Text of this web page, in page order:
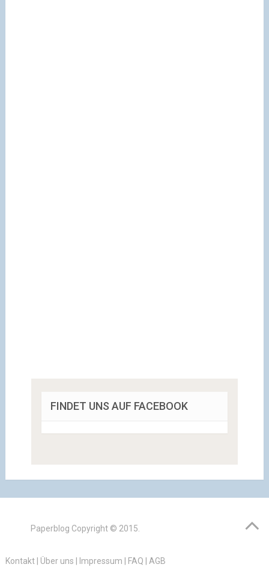
FINDET UNS AUF FACEBOOK
Paperblog Copyright © 2015.
Kontakt| Über uns Impressum FAQ AGB